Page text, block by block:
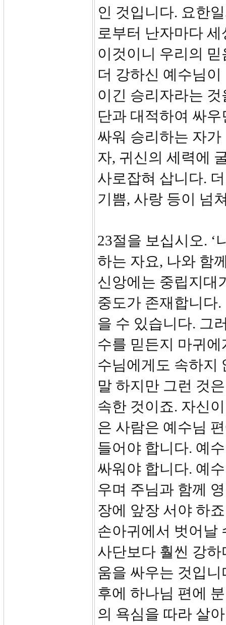
인 것입니다. 요한
로부터 난자마다
이것이니 우리의
더 강하신 예수님
이긴 승리자라는
단과 대적하여 싸
싸워 승리하는 자
자, 귀신의 세력에
사로잡혀 삽니다.
기쁨, 사랑 등이 넘
23절을 보십시오. ‘
하는 자요, 나와 함
신앙에는 중립지대
중도가 존재합니다
을 수 있습니다. 그
수를 믿든지 마귀
수님에게도 속하지
말 하지만 그런 것
속한 것이죠. 자신
은 사람은 예수님
들어야 합니다. 예
싸워야 합니다. 예
우며 주님과 함께
장에 앞장 서야 하
손아귀에서 벗어날
사단보다 훨씬 강
움을 싸우는 것입
후에 하나님 편에
의 욕심을 따라 살